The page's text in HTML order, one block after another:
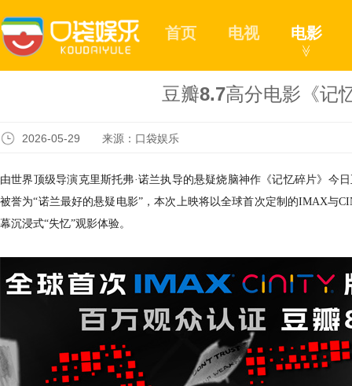
首页 电视 电影
≫
豆瓣8.7高分电影《记
2026-05-29 来源：口袋娱乐
由世界顶级导演克里斯托弗·诺兰执导的悬疑烧脑神作《记忆碎片》今
被誉为“诺兰最好的悬疑电影”，本次上映将以全球首次定制的IMAX与
幕沉浸式“失忆”观影体验。